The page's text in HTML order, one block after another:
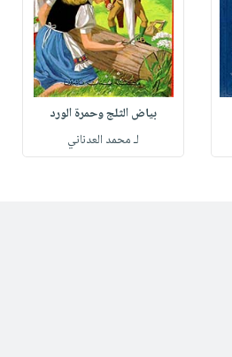
بياض الثلج وحمرة الورد
لـ محمد العدناني